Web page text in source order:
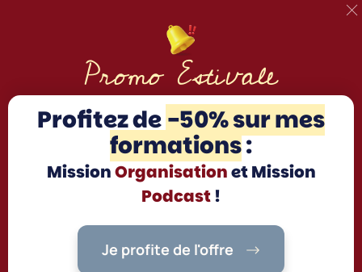
Promo Estivale
Profitez de -50% sur mes
formations:
MissionOrganisationet Mission
Podcast!
Je profite de l'offre